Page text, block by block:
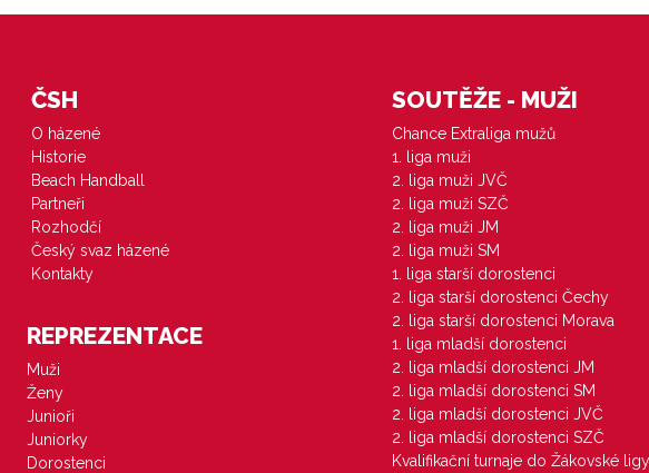
ČSH
O házené
Historie
Beach Handball
Partneři
Rozhodčí
Český svaz házené
Kontakty
REPREZENTACE
Muži
Ženy
Junioři
Juniorky
Dorostenci
SOUTĚŽE - MUŽI
Chance Extraliga mužů
1. liga muži
2. liga muži JVČ
2. liga muži SZČ
2. liga muži JM
2. liga muži SM
1. liga starší dorostenci
2. liga starší dorostenci Čechy
2. liga starší dorostenci Morava
1. liga mladší dorostenci
2. liga mladší dorostenci JM
2. liga mladší dorostenci SM
2. liga mladší dorostenci JVČ
2. liga mladší dorostenci SZČ
Kvalifikační turnaje do Žákovské